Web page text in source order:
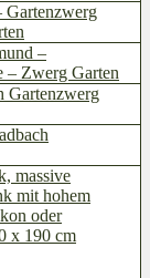
–
– Zwerg Garten
Gartenzwerg
massive
mit hohem
oder
x 190 cm